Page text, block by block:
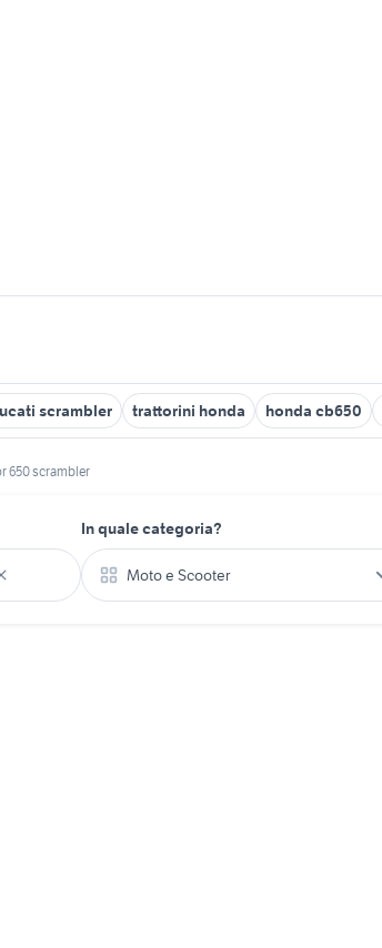
scrambler trattorini honda honda cb650
650 scrambler
In quale categoria?
Moto e Scooter